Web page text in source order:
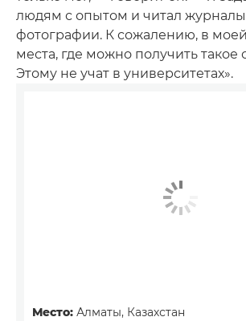
людям с опытом и читал
фотографии. К сожалению, в
места, где можно получить такое
Этому не учат в университетах».
Место: Алматы, Казахстан